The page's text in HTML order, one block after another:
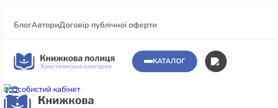
БлогАвториДоговір публічної оферти
КАТАЛОГ